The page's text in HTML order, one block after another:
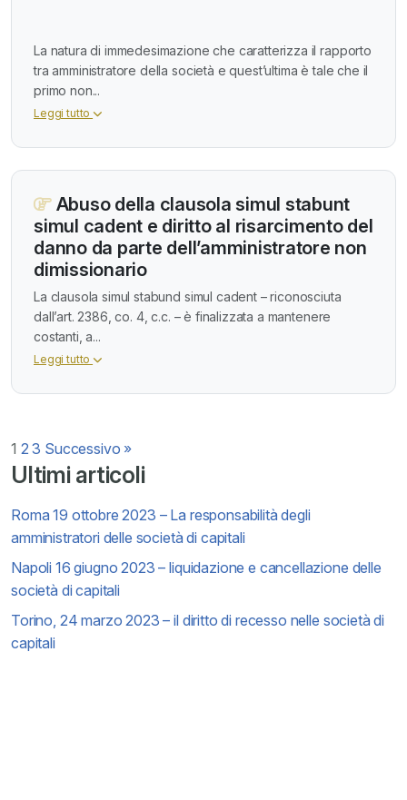
Ultimi articoli
Roma 19 ottobre 2023 – La responsabilità degli
amministratori delle società di capitali
Napoli 16 giugno 2023 – liquidazione e cancellazione delle
società di capitali
Torino, 24 marzo 2023 – il diritto di recesso nelle società di
capitali
La natura di immedesimazione che caratterizza il rapporto
tra amministratore della società e quest’ultima è tale che il
primo non...
Leggi tutto
Abuso della clausola simul stabunt
simul cadent e diritto al risarcimento del
danno da parte dell’amministratore non
dimissionario
La clausola simul stabund simul cadent – riconosciuta
dall’art. 2386, co. 4, c.c. – è finalizzata a mantenere
costanti, a...
Leggi tutto
Paginazione
degli
articoli
1 2 3 Successivo »